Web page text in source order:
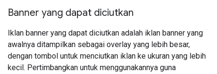
Banner yang dapat diciutkan
Iklan banner yang dapat diciutkan adalah iklan banner yang
awalnya ditampilkan sebagai overlay yang lebih besar,
dengan tombol untuk menciutkan iklan ke ukuran yang lebih
kecil. Pertimbangkan untuk menggunakannya guna